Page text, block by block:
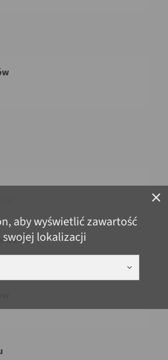
close
aby wyświetlić zawartość
swojej lokalizacji
keyboard_arrow_down